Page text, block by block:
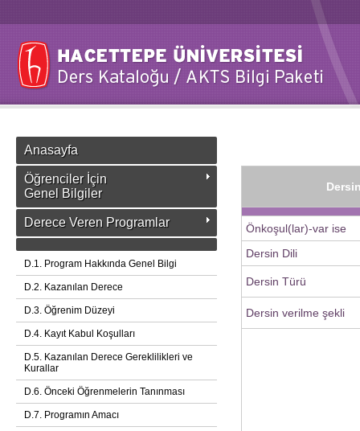
Anasayfa
Öğrenciler İçin
Genel Bilgiler
Derece Veren Programlar
D.1. Program Hakkında Genel Bilgi
D.2. Kazanılan Derece
D.3. Öğrenim Düzeyi
D.4. Kayıt Kabul Koşulları
D.5. Kazanılan Derece Gereklilikleri ve
Kurallar
D.6. Önceki Öğrenmelerin Tanınması
D.7. Programın Amacı
Önkoşul(lar)-var ise
Dersin Dili
Dersin Türü
Dersin verilme şekli